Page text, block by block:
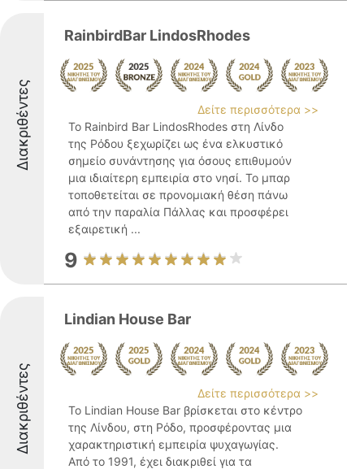
Διακριθέντες
RainbirdBar LindosRhodes
Δείτε περισσότερα >>
Το Rainbird Bar LindosRhodes στη Λίνδο
της Ρόδου ξεχωρίζει ως ένα ελκυστικό
σημείο συνάντησης για όσους επιθυμούν
μια ιδιαίτερη εμπειρία στο νησί. Το μπαρ
τοποθετείται σε προνομιακή θέση πάνω
από την παραλία Πάλλας και προσφέρει
εξαιρετική ...
9
Διακριθέντες
Lindian House Bar
Δείτε περισσότερα >>
Το Lindian House Bar βρίσκεται στο κέντρο
της Λίνδου, στη Ρόδο, προσφέροντας μια
χαρακτηριστική εμπειρία ψυχαγωγίας.
Από το 1991, έχει διακριθεί για τα